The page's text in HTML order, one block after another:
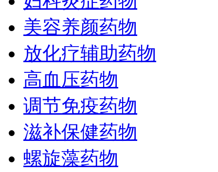
美容养颜药物
放化疗辅助药物
高血压药物
调节免疫药物
滋补保健药物
螺旋藻药物